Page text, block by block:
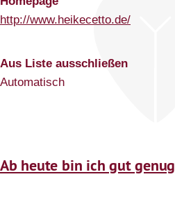
http://www.heikecetto.de/
Aus Liste ausschließen
Automatisch
Ab heute bin ich gut genug